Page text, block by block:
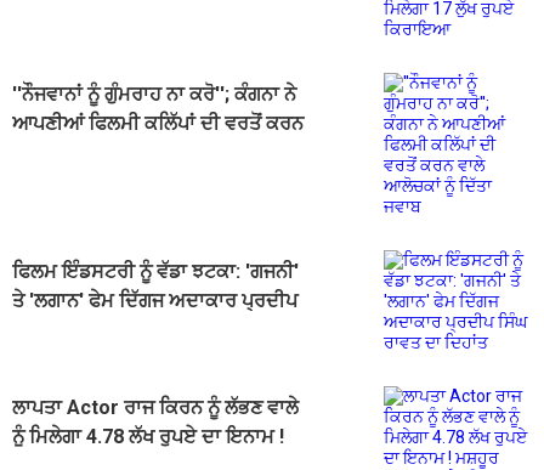
''ਨੌਜਵਾਨਾਂ ਨੂੰ ਗੁੰਮਰਾਹ ਨਾ ਕਰੋ''; ਕੰਗਨਾ ਨੇ
ਆਪਣੀਆਂ ਫਿਲਮੀ ਕਲਿੱਪਾਂ ਦੀ ਵਰਤੋਂ ਕਰਨ
ਫਿਲਮ ਇੰਡਸਟਰੀ ਨੂੰ ਵੱਡਾ ਝਟਕਾ: 'ਗਜਨੀ'
ਤੇ 'ਲਗਾਨ' ਫੇਮ ਦਿੱਗਜ ਅਦਾਕਾਰ ਪ੍ਰਦੀਪ
ਲਾਪਤਾ Actor ਰਾਜ ਕਿਰਨ ਨੂੰ ਲੱਭਣ ਵਾਲੇ
ਨੂੰ ਮਿਲੇਗਾ 4.78 ਲੱਖ ਰੁਪਏ ਦਾ ਇਨਾਮ !